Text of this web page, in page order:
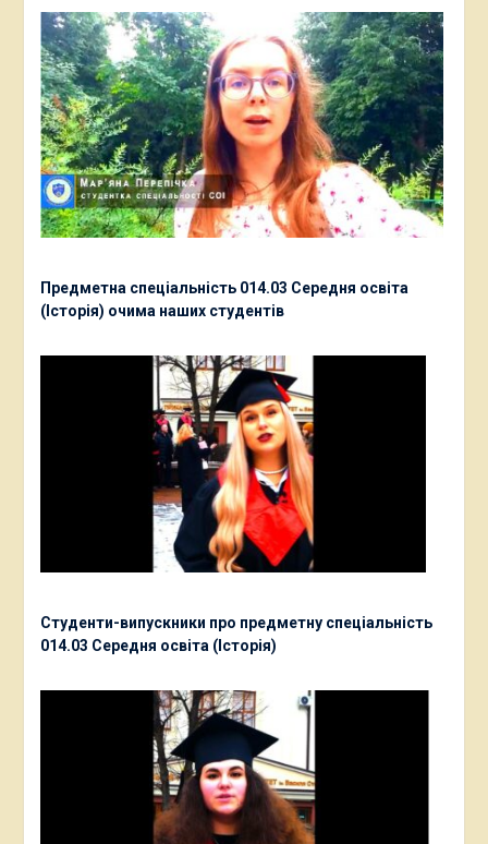
Предметна спеціальність 014.03 Середня освіта
(Історія) очима наших студентів
Студенти-випускники про предметну спеціальність
014.03 Середня освіта (Історія)